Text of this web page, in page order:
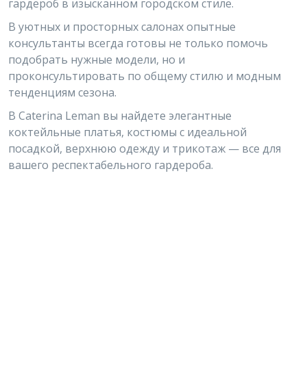
гардероб в изысканном городском стиле.
В уютных и просторных салонах опытные
консультанты всегда готовы не только помочь
подобрать нужные модели, но и
проконсультировать по общему стилю и модным
тенденциям сезона.
В Caterina Leman вы найдете элегантные
коктейльные платья, костюмы с идеальной
посадкой, верхнюю одежду и трикотаж — все для
вашего респектабельного гардероба.